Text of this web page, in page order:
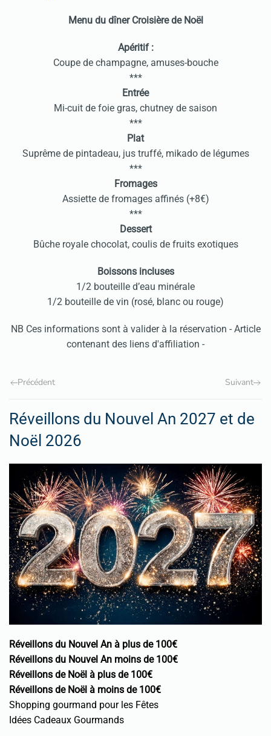
Menu du dîner Croisière de Noël
Apéritif :
Coupe de champagne, amuses-bouche
***
Entrée
Mi-cuit de foie gras, chutney de saison
***
Plat
Suprême de pintadeau, jus truffé, mikado de légumes
***
Fromages
Assiette de fromages affinés (+8€)
***
Dessert
Bûche royale chocolat, coulis de fruits exotiques
Boissons incluses
1/2 bouteille d’eau minérale
1/2 bouteille de vin (rosé, blanc ou rouge)
NB Ces informations sont à valider à la réservation - Article
contenant des liens d'affiliation -
Précédent Suivant
Réveillons du Nouvel An 2027 et de
Noël 2026
Réveillons du Nouvel An à plus de 100€
Réveillons du Nouvel An moins de 100€
Réveillons de Noël à plus de 100€
Réveillons de Noël à moins de 100€
Shopping gourmand pour les Fêtes
Idées Cadeaux Gourmands